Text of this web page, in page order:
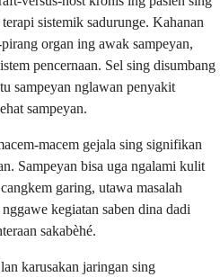
sistemik sadurunge. Kahanan
organ ing awak sampeyan,
pencernaan. Sel sing disumbang
sampeyan nglawan penyakit
sampeyan.
macem gejala sing signifikan
Sampeyan bisa uga ngalami kulit
garing, utawa masalah
kegiatan saben dina dadi
sakabèhé.
karusakan jaringan sing